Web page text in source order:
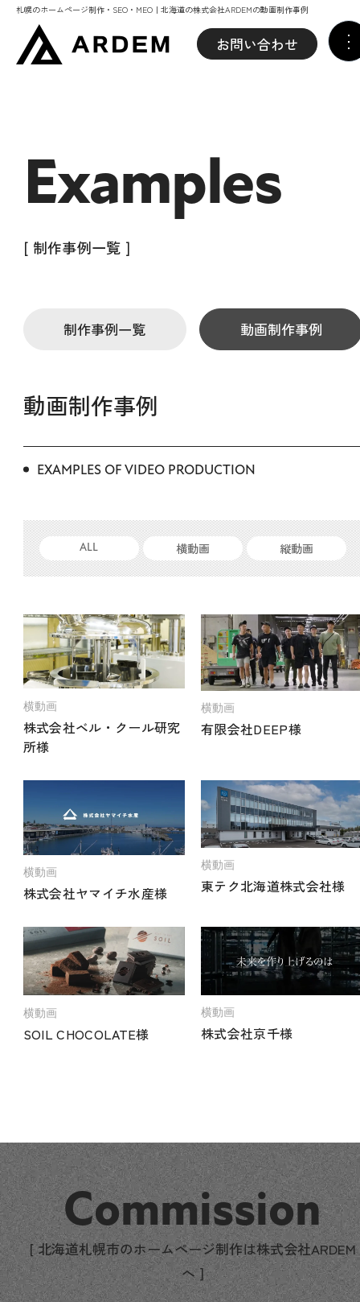
札幌のホームページ制作・SEO・MEO｜北海道の株式会社ARDEMの動画制作事例
お問い合わせ
Examples
[ 制作事例一覧 ]
制作事例一覧 動画制作事例
動画制作事例
EXAMPLES OF VIDEO PRODUCTION
ALL 横動画 縦動画
横動画
株式会社ベル・クール研究
所様
横動画
有限会社DEEP様
横動画
株式会社ヤマイチ水産様
横動画
東テク北海道株式会社様
横動画
SOIL CHOCOLATE様
横動画
株式会社京千様
Commission
[ 北海道札幌市のホームページ制作は株式会社ARDEM
へ ]